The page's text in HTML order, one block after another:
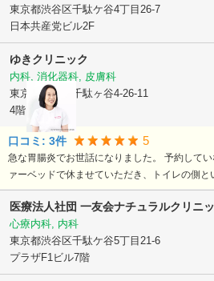
東京都渋谷区千駄ケ谷4丁目26-7
日本共産党ビル2F
ゆきクリニック
内科, 消化器科, 皮膚科
東京都渋谷区
千駄ヶ谷4-26-11
4階
口コミ: 3件 5
急な胃腸炎でお世話になりました。 予約して
ァーベッドで休ませていただき、トイレの側と
医療法人社団 一友会ナチュラルクリニ
心療内科, 内科
東京都渋谷区千駄ケ谷5丁目21-6
プラザF1ビル7階